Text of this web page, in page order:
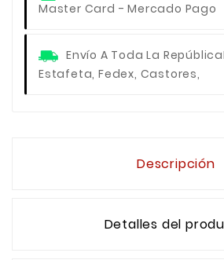
Master Card - Mercado Pago
Envío A Toda La República
Estafeta, Fedex, Castores,
Descripción
Detalles del